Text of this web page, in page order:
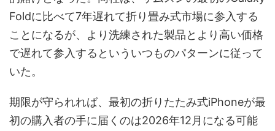
Foldに比べて7年遅れて折り畳み式市場に参入する
ことになるが、より洗練された製品とより高い価格
で遅れて参入するといういつものパターンに従って
いた。
期限が守られれば、最初の折りたたみ式iPhoneが最
初の購入者の手に届くのは2026年12月になる可能